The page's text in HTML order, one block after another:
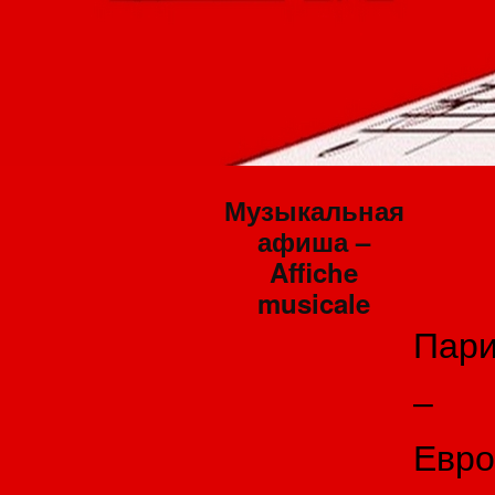
Музыкальная
афиша –
Affiche
musicale
–